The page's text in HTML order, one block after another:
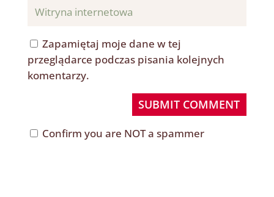
Zapamiętaj moje dane w tej
przeglądarce podczas pisania kolejnych
komentarzy.
SUBMIT COMMENT
Confirm you are NOT a spammer